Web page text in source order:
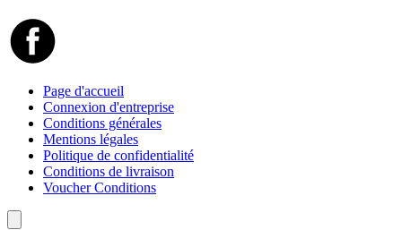
Page d'accueil
Connexion d'entreprise
Conditions générales
Mentions légales
Politique de confidentialité
Conditions de livraison
Voucher Conditions